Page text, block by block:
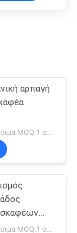
αρπαγή